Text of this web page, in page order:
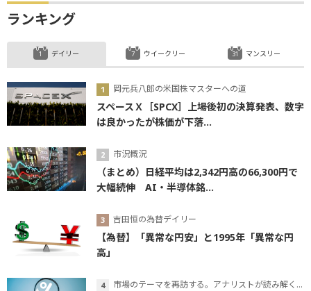
ランキング
デイリー
岡元兵八郎の米国株マスターへの道
スペースＸ［SPCX］上場後初の決算発表、数字
は良かったが株価が下落...
市況概況
（まとめ）日経平均は2,342円高の66,300円で
大幅続伸 AI・半導体銘...
吉田恒の為替デイリー
【為替】「異常な円安」と1995年「異常な円
高」
市場のテーマを再訪する。アナリストが読み解くテーマの本質
ウイークリー マンスリー